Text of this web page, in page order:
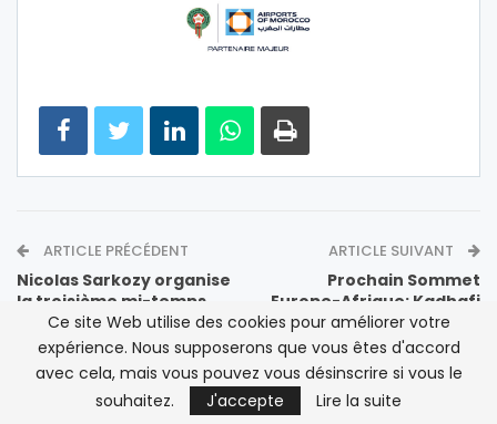
ARTICLE PRÉCÉDENT
Nicolas Sarkozy organise
la troisième mi-temps
ARTICLE SUIVANT
Prochain Sommet
Europe-Afrique: Kadhafi
s’entretient avec
Zapatero
VOIR AUSSI
Ce site Web utilise des cookies pour améliorer votre
expérience. Nous supposerons que vous êtes d'accord
avec cela, mais vous pouvez vous désinscrire si vous le
souhaitez.
J'accepte Lire la suite